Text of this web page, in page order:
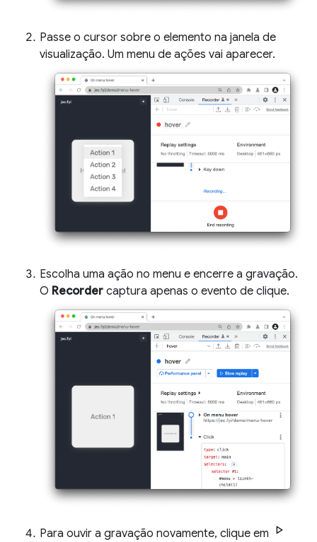
Passe o cursor sobre o elemento na janela de
visualização. Um menu de ações vai aparecer.
Escolha uma ação no menu e encerre a gravação.
O Recorder captura apenas o evento de clique.
Para ouvir a gravação novamente, clique em